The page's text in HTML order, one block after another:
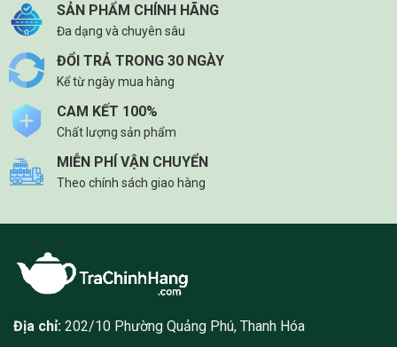
biến
thể.
tùy
chọn
có
thể
được
chọn
trên
SẢN PHẨM CHÍNH HÃNG
Đa dạng và chuyên sâu
ĐỔI TRẢ TRONG 30 NGÀY
Kể từ ngày mua hàng
CAM KẾT 100%
Chất lượng sản phẩm
MIỄN PHÍ VẬN CHUYỂN
Theo chính sách giao hàng
Địa chỉ: 202/10 Phường Quảng Phú, Thanh Hóa